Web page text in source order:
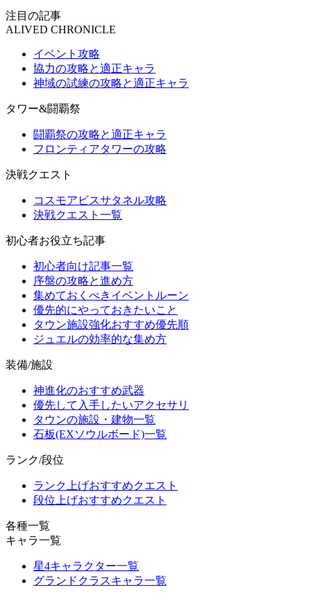
注目の記事
ALIVED CHRONICLE
イベント攻略
協力の攻略と適正キャラ
神域の試練の攻略と適正キャラ
タワー&闘覇祭
闘覇祭の攻略と適正キャラ
フロンティアタワーの攻略
決戦クエスト
コスモアビスサタネル攻略
決戦クエスト一覧
初心者お役立ち記事
初心者向け記事一覧
序盤の攻略と進め方
集めておくべきイベントルーン
優先的にやっておきたいこと
タウン施設強化おすすめ優先順
ジュエルの効率的な集め方
装備/施設
神進化のおすすめ武器
優先して入手したいアクセサリ
タウンの施設・建物一覧
石板(EXソウルボード)一覧
ランク/段位
ランク上げおすすめクエスト
段位上げおすすめクエスト
各種一覧
キャラ一覧
星4キャラクター一覧
グランドクラスキャラ一覧